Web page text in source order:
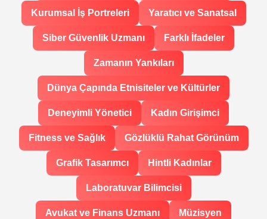
Kurumsal İş Portreleri Yaratıcı ve Sanatsal
Siber Güvenlik Uzmanı Farklı İfadeler
Zamanın Yankıları
Dünya Çapında Etnisiteler ve Kültürler
Deneyimli Yönetici Kadın Girişimci
Fitness ve Sağlık Gözlüklü Rahat Görünüm
Grafik Tasarımcı Hintli Kadınlar
Laboratuvar Bilimcisi
Avukat ve Finans Uzmanı Müzisyen